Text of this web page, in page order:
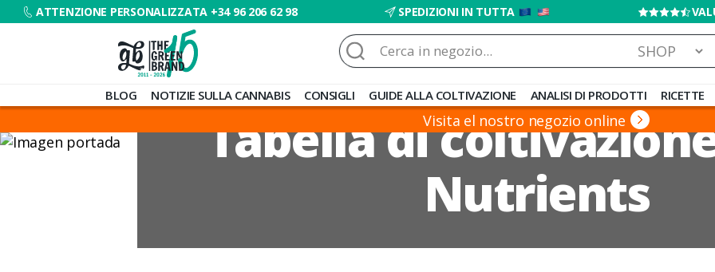
ATTENZIONE PERSONALIZZATA +34 96 206 62 98 SPEDIZIONI IN TUTTA
de
Barato
Cerca:
BLOG NOTIZIE SULLA CANNABIS CONSIGLI GUIDE ALLA COLTIVAZIONE ANALISI DI PRODOTTI RICETTE
Visita el nostro negozio online
Tabella di
Nutrients